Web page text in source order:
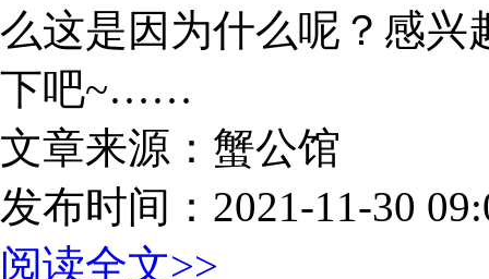
么这是因为什么呢？感兴
下吧~……
文章来源：蟹公馆
发布时间：2021-11-30
阅读全文>>